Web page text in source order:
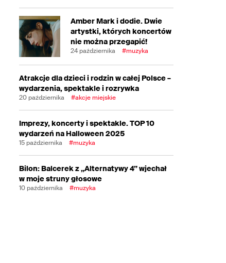
Amber Mark i dodie. Dwie
artystki, których koncertów
nie można przegapić!
24 października #muzyka
Atrakcje dla dzieci i rodzin w całej Polsce –
wydarzenia, spektakle i rozrywka
20 października #akcje miejskie
Imprezy, koncerty i spektakle. TOP 10
wydarzeń na Halloween 2025
15 października #muzyka
Bilon: Balcerek z „Alternatywy 4” wjechał
w moje struny głosowe
10 października #muzyka